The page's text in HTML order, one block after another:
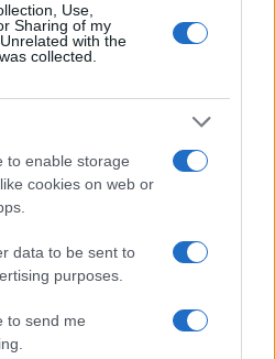
Use,
Sharing of my
with the
collected.
to enable storage
cookies on web or
data to be sent to
purposes.
to send me
Anche a costo di far
governo insiste su una
Whatsapp. È sufficiente
canale ed essere sempre